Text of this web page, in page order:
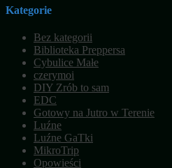
Kategorie
Bez kategorii
Biblioteka Preppersa
Cybulice Małe
czerymoi
DIY Zrób to sam
EDC
Gotowy na Jutro w Terenie
Luźne
Luźne GaTki
MikroTrip
Opowieści